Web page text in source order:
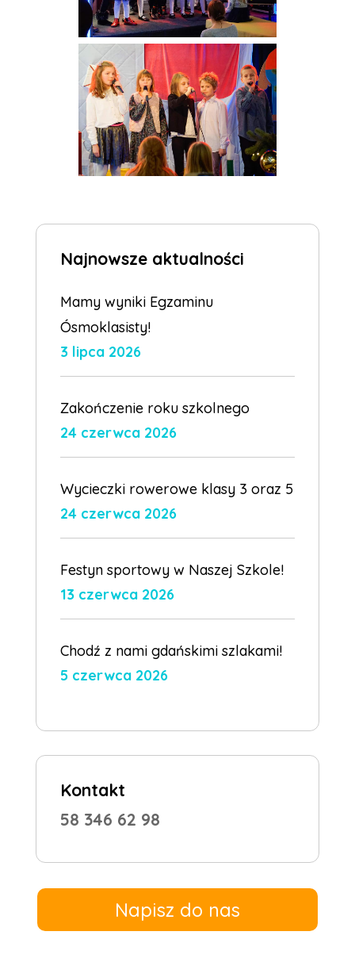
Najnowsze aktualności
Mamy wyniki Egzaminu
Ósmoklasisty!
3 lipca 2026
Zakończenie roku szkolnego
24 czerwca 2026
Wycieczki rowerowe klasy 3 oraz 5
24 czerwca 2026
Festyn sportowy w Naszej Szkole!
13 czerwca 2026
Chodź z nami gdańskimi szlakami!
5 czerwca 2026
Kontakt
58 346 62 98
Napisz do nas